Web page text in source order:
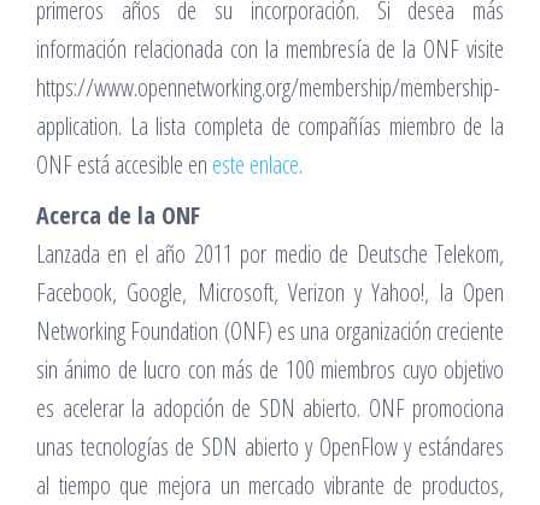
primeros años de su incorporación. Si desea más
información relacionada con la membresía de la ONF visite
https://www.opennetworking.org/membership/membership-
application. La lista completa de compañías miembro de la
ONF está accesible en este enlace.
Acerca de la ONF
Lanzada en el año 2011 por medio de Deutsche Telekom,
Facebook, Google, Microsoft, Verizon y Yahoo!, la Open
Networking Foundation (ONF) es una organización creciente
sin ánimo de lucro con más de 100 miembros cuyo objetivo
es acelerar la adopción de SDN abierto. ONF promociona
unas tecnologías de SDN abierto y OpenFlow y estándares
al tiempo que mejora un mercado vibrante de productos,